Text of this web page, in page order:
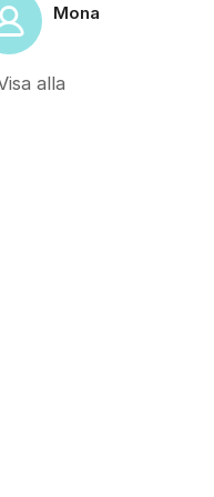
Mona
alla